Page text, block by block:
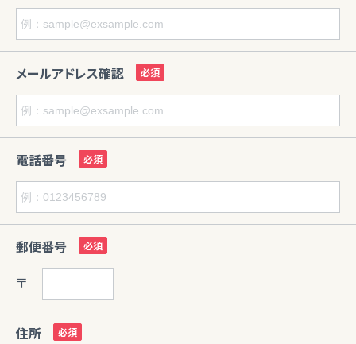
メールアドレス確認
電話番号
郵便番号
〒
住所